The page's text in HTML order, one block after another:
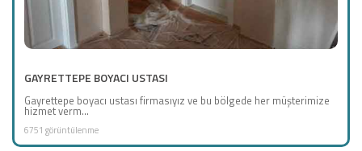
GAYRETTEPE BOYACI USTASI
Gayrettepe boyacı ustası firmasıyız ve bu bölgede her müşterimize
hizmet verm...
6751 görüntülenme